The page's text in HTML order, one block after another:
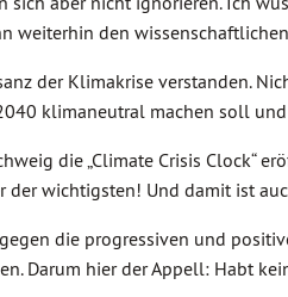
weiterhin den
der Klimakrise verstanden.
klimaneutral machen soll
die „Climate Crisis Clock“
wichtigsten! Und damit ist
die progressiven und
Darum hier der Appell: Habt